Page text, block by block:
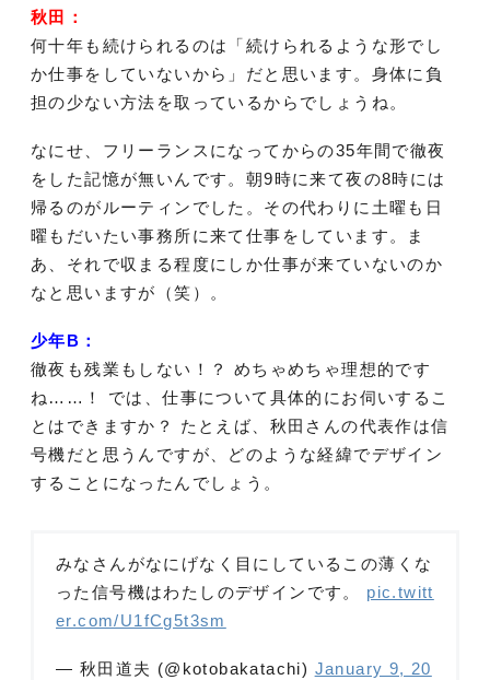
秋田：
何十年も続けられるのは「続けられるような形でし
か仕事をしていないから」だと思います。身体に負
担の少ない方法を取っているからでしょうね。
なにせ、フリーランスになってからの35年間で徹夜
をした記憶が無いんです。朝9時に来て夜の8時には
帰るのがルーティンでした。その代わりに土曜も日
曜もだいたい事務所に来て仕事をしています。ま
あ、それで収まる程度にしか仕事が来ていないのか
なと思いますが（笑）。
少年B：
徹夜も残業もしない！？ めちゃめちゃ理想的です
ね……！ では、仕事について具体的にお伺いするこ
とはできますか？ たとえば、秋田さんの代表作は信
号機だと思うんですが、どのような経緯でデザイン
することになったんでしょう。
みなさんがなにげなく目にしているこの薄くな
った信号機はわたしのデザインです。 pic.twitt
er.com/U1fCg5t3sm
— 秋田道夫 (@kotobakatachi) January 9, 20